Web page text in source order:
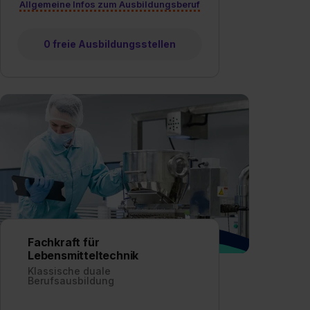
Allgemeine Infos zum Ausbildungsberuf
0 freie Ausbildungsstellen
Fachkraft für
Lebensmitteltechnik
Klassische duale
Berufsausbildung